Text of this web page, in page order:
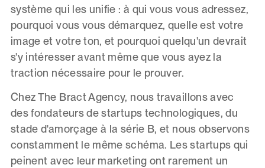
système qui les unifie : à qui vous vous adressez,
pourquoi vous vous démarquez, quelle est votre
image et votre ton, et pourquoi quelqu'un devrait
s'y intéresser avant même que vous ayez la
traction nécessaire pour le prouver.
Chez The Bract Agency, nous travaillons avec
des fondateurs de startups technologiques, du
stade d'amorçage à la série B, et nous observons
constamment le même schéma. Les startups qui
peinent avec leur marketing ont rarement un